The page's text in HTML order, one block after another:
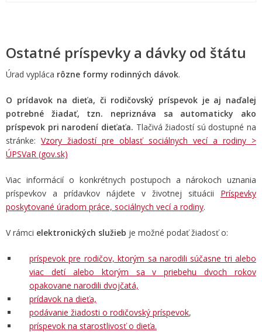
Ostatné príspevky a dávky od štátu
Úrad vypláca rôzne formy rodinných dávok.
O prídavok na dieťa, či rodičovský príspevok je aj naďalej
potrebné žiadať, tzn. nepriznáva sa automaticky ako
príspevok pri narodení dieťaťa. Tlačivá žiadostí sú dostupné na
stránke:Vzory žiadostí pre oblasť sociálnych vecí a rodiny >
ÚPSVaR (gov.sk)
Viac informácií o konkrétnych postupoch a nárokoch uznania
príspevkov a prídavkov nájdete v životnej situácii Príspevky
poskytované úradom práce, sociálnych vecí a rodiny.
V rámci elektronických služieb je možné podať žiadosť o:
príspevok pre rodičov, ktorým sa narodili súčasne tri alebo
viac detí alebo ktorým sa v priebehu dvoch rokov
opakovane narodili dvojčatá,
prídavok na dieťa,
podávanie žiadosti o rodičovský príspevok,
príspevok na starostlivosť o dieťa.